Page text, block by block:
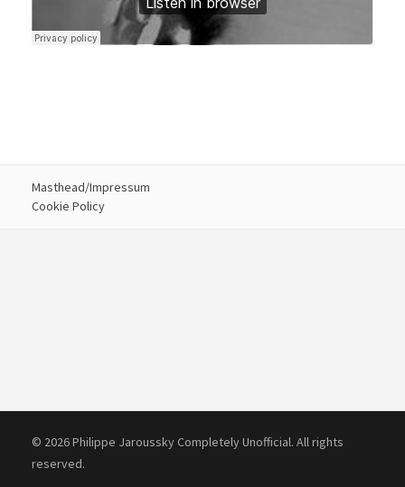
Masthead/Impressum
Cookie Policy
© 2026 Philippe Jaroussky Completely Unofficial. All rights
reserved.